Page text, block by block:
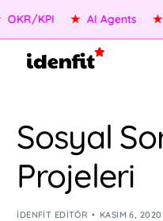
KPI AI Agents
Sosyal
Projeleri
IDENFIT EDITÖR KASIM 6, 2020